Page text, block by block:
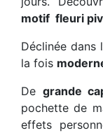
motif fleuri
Déclinée dans
la fois
De grande
pochette de
effets